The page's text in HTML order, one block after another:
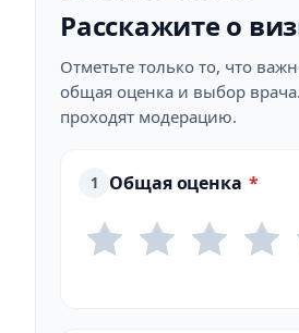
Расскажите о
Отметьте только то, что
общая оценка и выбор
проходят модерацию.
1 Общая оценка *